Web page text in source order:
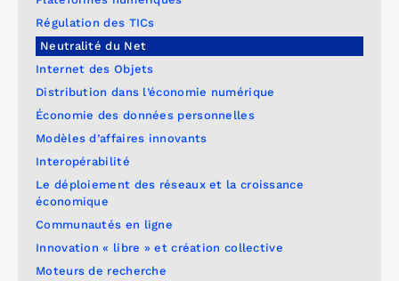
Régulation des TICs
Neutralité du Net
Internet des Objets
Distribution dans l’économie numérique
Économie des données personnelles
Modèles d’affaires innovants
Interopérabilité
Le déploiement des réseaux et la croissance
économique
Communautés en ligne
Innovation « libre » et création collective
Moteurs de recherche